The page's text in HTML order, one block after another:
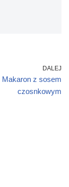
DALEJ
Makaron z sosem
czosnkowym